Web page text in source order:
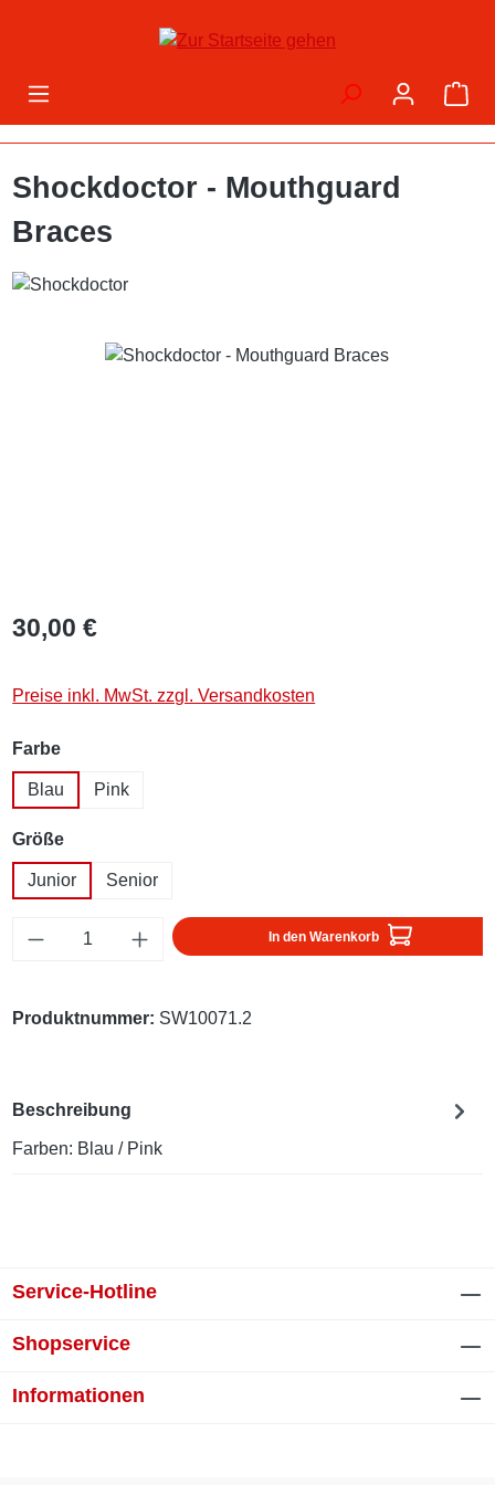
Zum Hauptinhalt springen
Shockdoctor - Mouthguard
Braces
Bildergalerie überspringen
30,00 €
Preise inkl. MwSt. zzgl. Versandkosten
Farbeauswählen
Blau Pink
Größeauswählen
Junior Senior
Produkt Anzahl: Gib den gewünschten
In den Warenkorb
Produktnummer: SW10071.2
Beschreibung
Farben: Blau / Pink
Service-Hotline
Shopservice
Informationen